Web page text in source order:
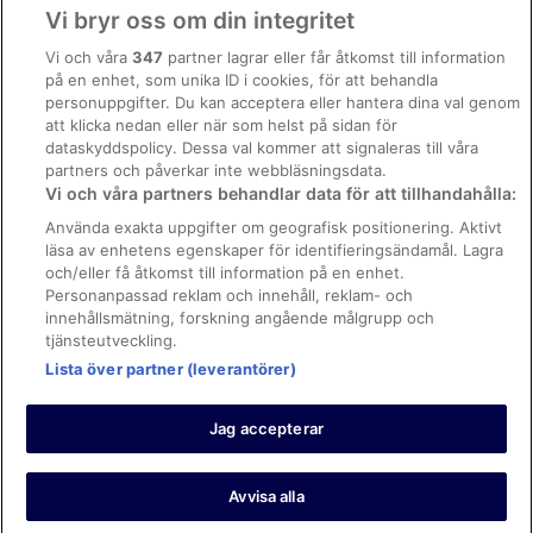
Hotell i Rapallo
Hotell i Riva Trigoso
Hotell i Santa Margherita Ligure
Hotell i Sestri Levante
Hotell i Varese Ligure
Hotell i Ventarola
Hotell i Zoagli
B&B i Portofino
Gårdar i Portofino
Vandrarhem i Portofino
Husbåtar i Portofino
Husvagnscampingar i Portofino
Semesterparker i Portofino
Villor i Portofino
Regler och villkor för Vrbo
Tillgänglighetsanpassning
Juridisk information/Kontakta oss
Riktlinjer för innehåll och anmäla innehåll
Hjälp
Kontakta oss
Avboka eller ändra din bokning
Boka ett flyg med flygbolagskredit
Återbetalningsprocess och tidslinjer
© 2026 Expedia, Inc., ett företag inom Expedia Group.
https://www.expediagroup.com/ Med ensamrätt. MrJet är ett
varumärke eller registrerat varumärke som tillhör Expedia, Inc.
Vi bryr oss om din integritet
Vi och våra347 partner lagrar eller får åtkomst till information
på en enhet, som unika ID i cookies, för att behandla
personuppgifter. Du kan acceptera eller hantera dina val genom
att klicka nedan eller när som helst på sidan för
dataskyddspolicy. Dessa val kommer att signaleras till våra
partners och påverkar inte webbläsningsdata.
Vi och våra partners behandlar data för att tillhandahålla:
Använda exakta uppgifter om geografisk positionering. Aktivt
läsa av enhetens egenskaper för identifieringsändamål. Lagra
och/eller få åtkomst till information på en enhet.
Personanpassad reklam och innehåll, reklam- och
innehållsmätning, forskning angående målgrupp och
tjänsteutveckling.
Lista över partner (leverantörer)
Jag accepterar
Avvisa alla